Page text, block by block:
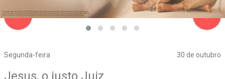
Segunda-feira 30 de outubro
navigate_before
Jesus, o justo Juiz
navigate_next